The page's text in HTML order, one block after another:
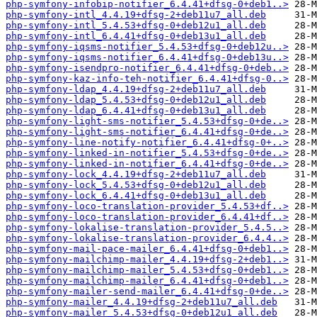
php-symfony-infobip-notifier_6.4.41+dfsg-0+deb1..>
php-symfony-intl_4.4.19+dfsg-2+deb11u7_all.deb
php-symfony-intl_5.4.53+dfsg-0+deb12u1_all.deb
php-symfony-intl_6.4.41+dfsg-0+deb13u1_all.deb
php-symfony-iqsms-notifier_5.4.53+dfsg-0+deb12u..>
php-symfony-iqsms-notifier_6.4.41+dfsg-0+deb13u..>
php-symfony-isendpro-notifier_6.4.41+dfsg-0+deb..>
php-symfony-kaz-info-teh-notifier_6.4.41+dfsg-0..>
php-symfony-ldap_4.4.19+dfsg-2+deb11u7_all.deb
php-symfony-ldap_5.4.53+dfsg-0+deb12u1_all.deb
php-symfony-ldap_6.4.41+dfsg-0+deb13u1_all.deb
php-symfony-light-sms-notifier_5.4.53+dfsg-0+de..>
php-symfony-light-sms-notifier_6.4.41+dfsg-0+de..>
php-symfony-line-notify-notifier_6.4.41+dfsg-0+..>
php-symfony-linked-in-notifier_5.4.53+dfsg-0+de..>
php-symfony-linked-in-notifier_6.4.41+dfsg-0+de..>
php-symfony-lock_4.4.19+dfsg-2+deb11u7_all.deb
php-symfony-lock_5.4.53+dfsg-0+deb12u1_all.deb
php-symfony-lock_6.4.41+dfsg-0+deb13u1_all.deb
php-symfony-loco-translation-provider_5.4.53+df..>
php-symfony-loco-translation-provider_6.4.41+df..>
php-symfony-lokalise-translation-provider_5.4.5..>
php-symfony-lokalise-translation-provider_6.4.4..>
php-symfony-mail-pace-mailer_6.4.41+dfsg-0+deb1..>
php-symfony-mailchimp-mailer_4.4.19+dfsg-2+deb1..>
php-symfony-mailchimp-mailer_5.4.53+dfsg-0+deb1..>
php-symfony-mailchimp-mailer_6.4.41+dfsg-0+deb1..>
php-symfony-mailer-send-mailer_6.4.41+dfsg-0+de..>
php-symfony-mailer_4.4.19+dfsg-2+deb11u7_all.deb
php-symfony-mailer_5.4.53+dfsg-0+deb12u1_all.deb